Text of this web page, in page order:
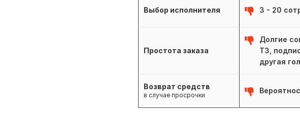
Выбор исполнителя 3 - 20
Простота заказа
Долгие
ТЗ,
другая
Возврат средств
в случае просрочки